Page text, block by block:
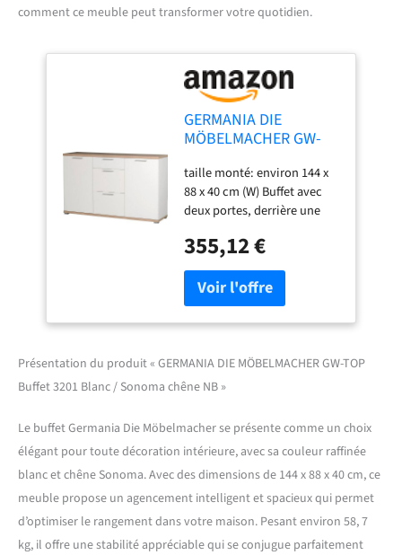
comment ce meuble peut transformer votre quotidien.
GERMANIA DIE
MÖBELMACHER GW-
/ Sonoma chêne NB.
144 x 88 x 40 cm
taille monté: environ 144 x
88 x 40 cm (W) Buffet avec
deux portes, derrière une
(charges allant jusqu'à 10
kg) et de trois tiroirs
(portent chacun jusqu'à 7
kg) Corps et façades des
panneaux de particules
simulation de chêne, le rez-
de-chaussée supérieur et
Poignées de métal web
s'adapte à la garde-robe de
chaussures 3190-177, le
panneau des vêtements
3193-177 et 3200-177 et
3203-177 raboteuses
Fabriqué en Allemagne
355,12 €
Présentation du produit « GERMANIA DIE MÖBELMACHER GW-TOP
Buffet 3201 Blanc / Sonoma chêne NB »
Le buffet Germania Die Möbelmacher se présente comme un choix
élégant pour toute décoration intérieure, avec sa couleur raffinée
blanc et chêne Sonoma. Avec des dimensions de 144 x 88 x 40 cm, ce
meuble propose un agencement intelligent et spacieux qui permet
d’optimiser le rangement dans votre maison. Pesant environ 58, 7
kg, il offre une stabilité appréciable qui se conjugue parfaitement